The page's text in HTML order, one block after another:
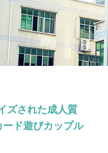
ズされた成人質
ド遊びカップル